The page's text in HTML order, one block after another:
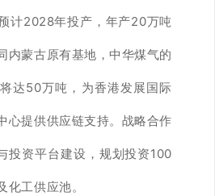
计2028年投产，年产20万吨
内蒙古原有基地，中华煤气的
达50万吨，为香港发展国际
心提供供应链支持。战略合作
投资平台建设，规划投资100
化工供应池。